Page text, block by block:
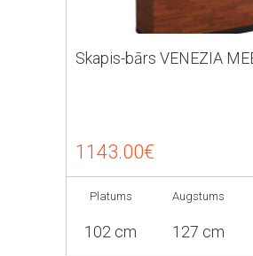
Skapis-bārs VENEZIA
1143.00€
Platums
102 cm
Augstums
127 cm